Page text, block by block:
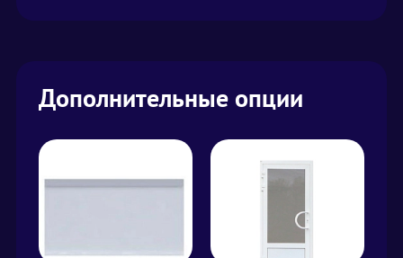
Дополнительные опции